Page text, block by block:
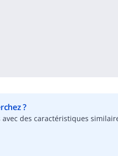
?
des caractéristiques